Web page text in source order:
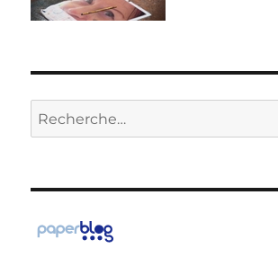
Recherche
pour :